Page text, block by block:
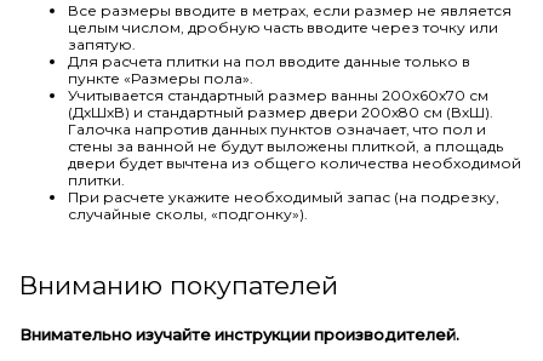
Все размеры вводите в метрах, если размер не является
целым числом, дробную часть вводите через точку или
запятую.
Для расчета плитки на пол вводите данные только в
пункте «Размеры пола».
Учитывается стандартный размер ванны 200х60х70 см
(ДхШхВ) и стандартный размер двери 200х80 см (ВхШ).
Галочка напротив данных пунктов означает, что пол и
стены за ванной не будут выложены плиткой, а площадь
двери будет вычтена из общего количества необходимой
плитки.
При расчете укажите необходимый запас (на подрезку,
случайные сколы, «подгонку»).
Вниманию покупателей
Внимательно изучайте инструкции производителей.